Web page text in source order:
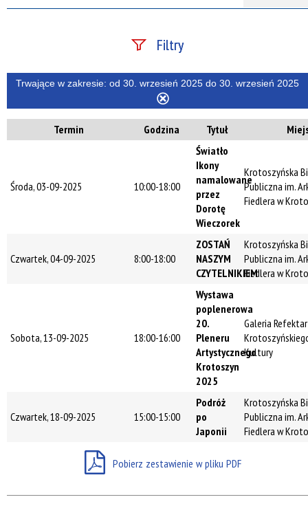
Filtry
Szukana fraza
Kategoria
Trwające w
Miejsce
Trwające w zakresie: od 30. wrzesień 2025 do 30. wrzesień 2025
filtr
Termin Godzina Tytuł
Środa, 03-09-2025 10:00-18:00
Światło
Ikony
namalowane
przez
Dorotę
Wieczorek
Krotoszyńska
Publiczna im.
Fiedlera w
Czwartek, 04-09-2025 8:00-18:00
ZOSTAŃ
NASZYM
CZYTELNIKIEM
Krotoszyńska
Publiczna im.
Fiedlera w
Sobota, 13-09-2025 18:00-16:00
Wystawa
poplenerowa
20.
Pleneru
Artystycznego
Krotoszyn
2025
Galeria
Kultury
Czwartek, 18-09-2025 15:00-15:00
Podróż
po
Japonii
Krotoszyńska
Publiczna im.
Fiedlera w
Pobierz zestawienie w pliku PDF